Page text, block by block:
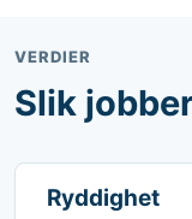
VERDIER
Slik
Ryddighet